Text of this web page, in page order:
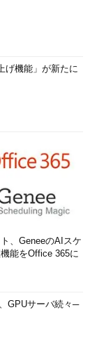
げ機能」が新たに
、GeneeのAIスケ
能をOffice 365に
GPUサーバ続々─